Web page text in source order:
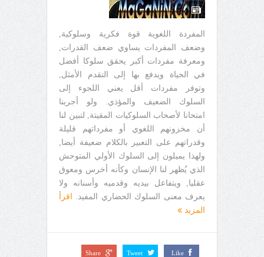
المفردة اللغوية قوة فكرية وسلوكية,
وضعف المفردات يساوي ضعف القدرات,
ومعرفة مفردات أكبر يحقق سلوكا أفضل
في الحياة ويدفع بها إلى التقدم الأمثل,
وتوفر مفردات أقل يعني اللجوء إلى
السلوك الضعيف والمؤذي. ولو أجرينا
امتحانا لأصحاب السلوكيات المقيتة, لتبين لنا
أن مخزونهم اللغوي أو مفرداتهم قليلة
وقدراتهم على التعبير بالكلام ضعيفة أيضا,
ولهذا يميلون إلى السلوك الأولي المتوحش
الذي يُظهر لنا الإنسان وكأنه أخرس ومعوق
عقليا, ويتفاعل بيديه وقدميه وأسنانه ولا
يعرف معنى السلوك الحضاري المفيد.
اقرأ
المزيد
Like
Tweet
Share